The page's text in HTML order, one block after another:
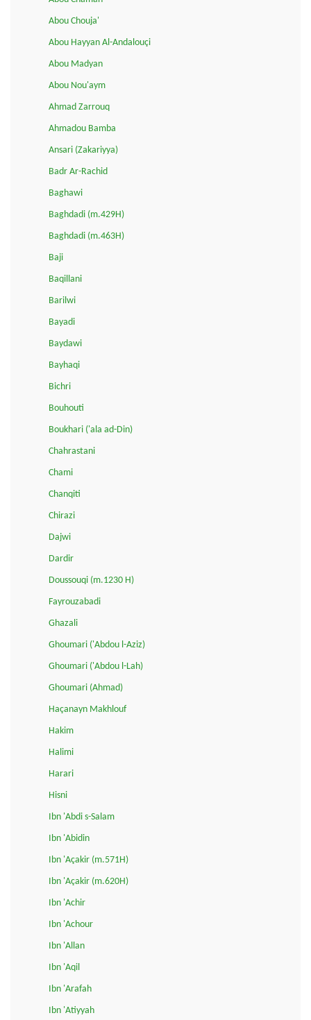
Abou Chouja'
Abou Hayyan Al-Andalouçi
Abou Madyan
Abou Nou'aym
Ahmad Zarrouq
Ahmadou Bamba
Ansari (Zakariyya)
Badr Ar-Rachid
Baghawi
Baghdadi (m.429H)
Baghdadi (m.463H)
Baji
Baqillani
Barilwi
Bayadi
Baydawi
Bayhaqi
Bichri
Bouhouti
Boukhari ('ala ad-Din)
Chahrastani
Chami
Chanqiti
Chirazi
Dajwi
Dardir
Doussouqi (m.1230 H)
Fayrouzabadi
Ghazali
Ghoumari ('Abdou l-Aziz)
Ghoumari ('Abdou l-Lah)
Ghoumari (Ahmad)
Haçanayn Makhlouf
Hakim
Halimi
Harari
Hisni
Ibn 'Abdi s-Salam
Ibn 'Abidin
Ibn 'Açakir (m.571H)
Ibn 'Açakir (m.620H)
Ibn 'Achir
Ibn 'Achour
Ibn 'Allan
Ibn 'Aqil
Ibn 'Arafah
Ibn 'Atiyyah